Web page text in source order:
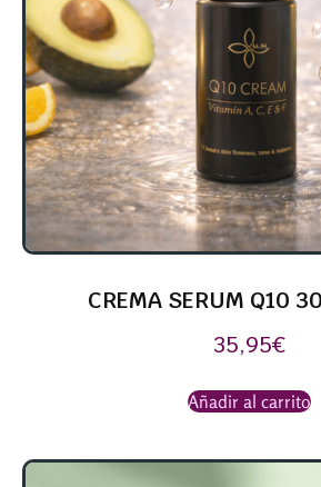
CREMA SERUM Q10
35,95€
Añadir al carrito